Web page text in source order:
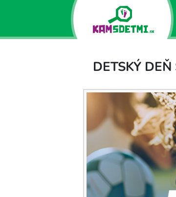
DETSKÝ